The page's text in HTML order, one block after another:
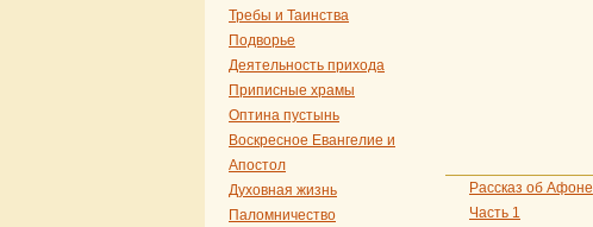
Требы и Таинства
Подворье
Деятельность прихода
Приписные храмы
Оптина пустынь
Воскресное Евангелие и
Апостол
Духовная жизнь
Паломничество
Рассказ об Афоне
Часть 1